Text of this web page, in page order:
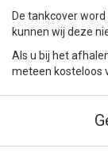
De tankcover
kunnen wij deze
Als u bij het
meteen kosteloos